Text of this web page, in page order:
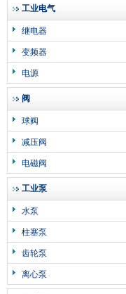
工业电气
继电器
变频器
电源
阀
球阀
减压阀
电磁阀
工业泵
水泵
柱塞泵
齿轮泵
离心泵